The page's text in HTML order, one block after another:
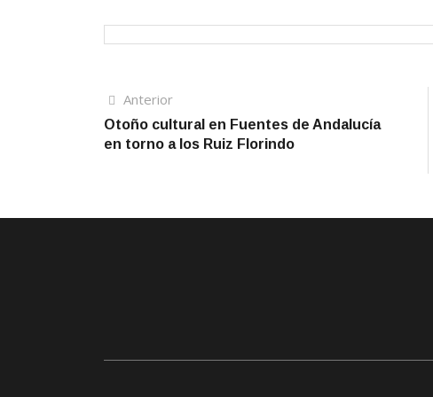
Navegación
de
AnteriorArtículo
anterior
Otoño cultural en Fuentes de Andalucía
en torno a los Ruiz Florindo